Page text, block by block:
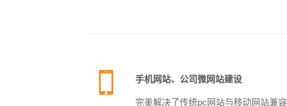
手机网站、公司微网站建设
完美解决了传统pc网站与移动网站兼容